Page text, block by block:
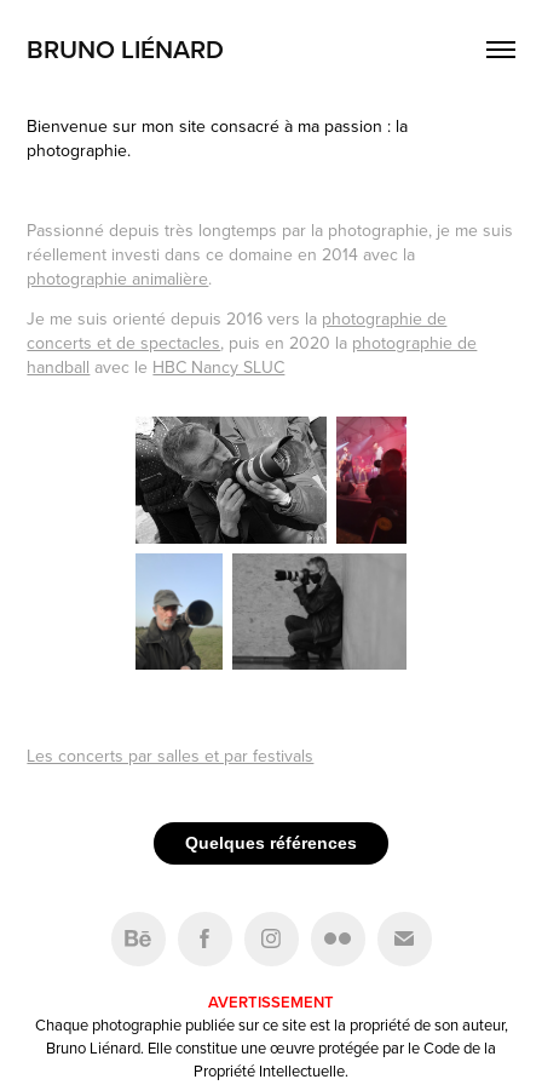
BRUNO LIÉNARD
Bienvenue sur mon site consacré à ma passion : la
photographie.
Passionné depuis très longtemps par la photographie, je me suis
réellement investi dans ce domaine en 2014 avec la
photographie animalière.
Je me suis orienté depuis 2016 vers la photographie de
concerts et de spectacles, puis en 2020 la photographie de
handball avec le HBC Nancy SLUC
Les concerts par salles et par festivals
Quelques références
AVERTISSEMENT
Chaque photographie publiée sur ce site est la propriété de son auteur,
Bruno Liénard. Elle constitue une œuvre protégée par le Code de la
Propriété Intellectuelle.